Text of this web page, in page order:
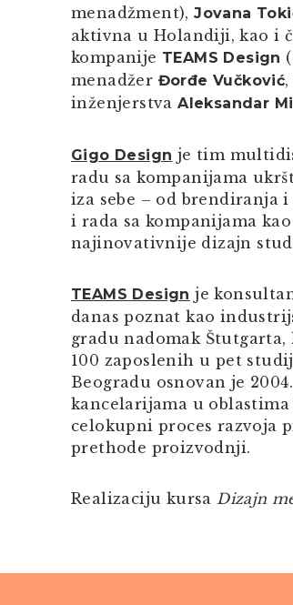
menadžment),Jovana
aktivna u Holandiji, kao i
kompanije TEAMS Design
menadžer Đorđe Vučković
inženjerstvaAleksandar
Gigo Design je tim
radu sa kompanijama
iza sebe – od brendiranja
i rada sa kompanijama
najinovativnije dizajn
TEAMS Design je
danas poznat kao
gradu nadomak
100 zaposlenih u pet
Beogradu osnovan je
kancelarijama u
celokupni proces razvoja
prethode proizvodnji.
Realizaciju kursaDizajn